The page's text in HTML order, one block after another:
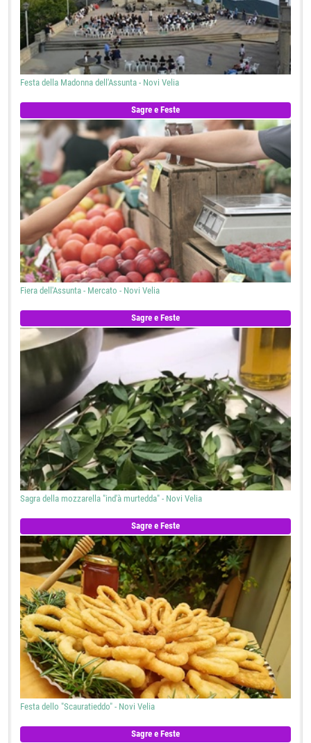
Festa della Madonna dell'Assunta - Novi Velia
Sagre e Feste
Fiera dell'Assunta - Mercato - Novi Velia
Sagre e Feste
Sagra della mozzarella "ind'à murtedda" - Novi Velia
Sagre e Feste
Festa dello "Scauratieddo" - Novi Velia
Sagre e Feste